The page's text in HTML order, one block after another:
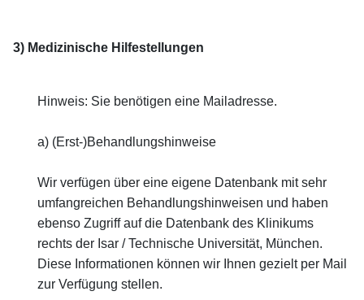
3) Medizinische Hilfestellungen
Hinweis: Sie benötigen eine Mailadresse.
a) (Erst-)Behandlungshinweise
Wir verfügen über eine eigene Datenbank mit sehr
umfangreichen Behandlungshinweisen und haben
ebenso Zugriff auf die Datenbank des Klinikums
rechts der Isar / Technische Universität, München.
Diese Informationen können wir Ihnen gezielt per Mail
zur Verfügung stellen.